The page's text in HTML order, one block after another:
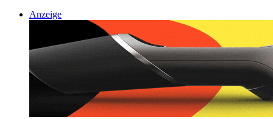
Anzeige